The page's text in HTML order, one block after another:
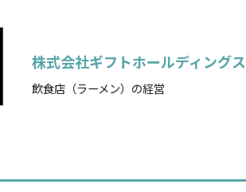
株式会社ギフトホールディングス
飲食店（ラーメン）の経営